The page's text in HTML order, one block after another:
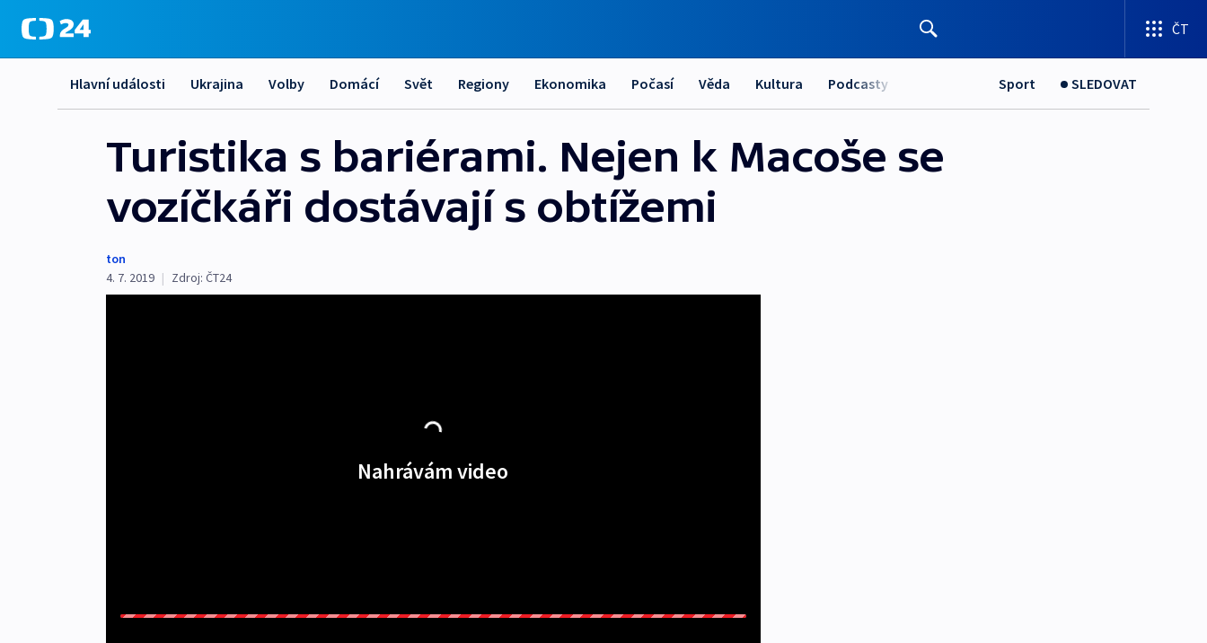
ČT
Hlavní události Ukrajina Volby Domácí Svět Regiony Ekonomika Počasí Věda Kultura Podcasty Sport SLEDOVAT
Turistika s bariérami. Nejen k Macoše se
vozíčkáři dostávají s obtížemi
ton
4. 7. 2019 | Zdroj: ČT24
Nahrávám video